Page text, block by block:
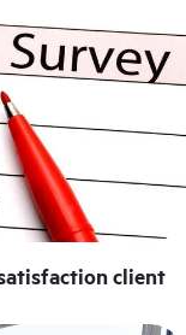
client